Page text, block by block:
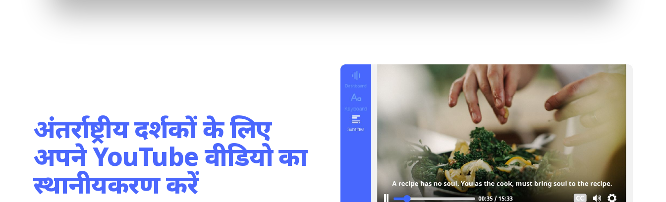
अंतर्राष्ट्रीय दर्शकों के लिए
अपने YouTube वीडियो का
स्थानीयकरण करें